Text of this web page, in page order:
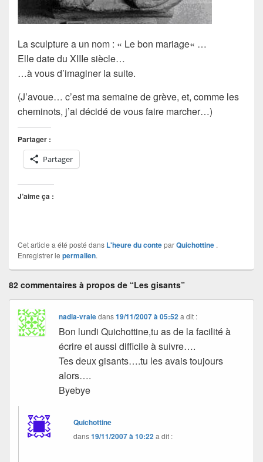
Lasculpturea un nom : « Le bon mariage« …
Elle date du XIIIe siècle…
…à vous d’imaginerla suite.
(J’avoue… c’est ma semaine degrève, et, comme les
cheminots, j’ai décidé de vous faire marcher…)
Partager :
Partager
J’aime ça :
Cet article a été posté dans L'heure du conteparQuichottine .
Enregistrer le permalien.
82 commentaires à propos de “Les gisants”
nadia-vraiedans19/11/2007 à 05:52 a dit :
Bon lundi Quichottine,tu as de la facilité à
écrire et aussi difficile à suivre….
Tes deux gisants….tu les avais toujours
alors….
Byebye
Quichottine
dans19/11/2007 à 10:22a dit :